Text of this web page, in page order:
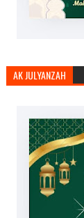
AK JULYANZAH